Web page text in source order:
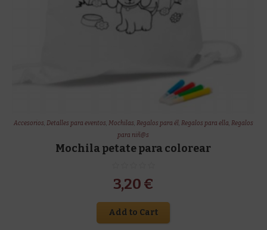
Accesorios, Detalles para eventos, Mochilas, Regalos para él, Regalos para ella, Regalos
para niñ@s
Mochila petate para colorear
3,20 €
Add to Cart